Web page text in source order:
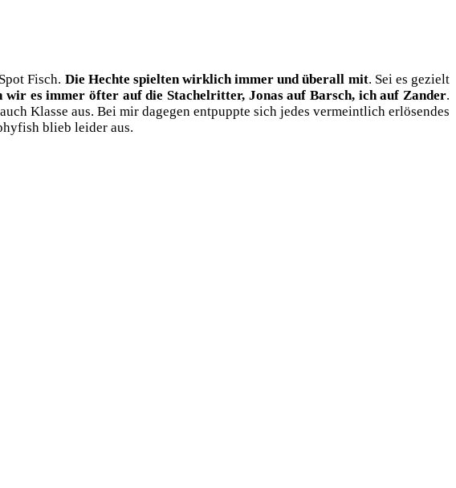
Fisch. Die Hech­te spiel­ten wirk­lich immer und über­all mit. Sei es gezielt
es immer öfter auf die Sta­chel­rit­ter, Jonas auf Barsch, ich auf Zan­der.
Klas­se aus. Bei mir dage­gen ent­pupp­te sich jedes ver­meint­lich erlö­sen­des
blieb lei­der aus.